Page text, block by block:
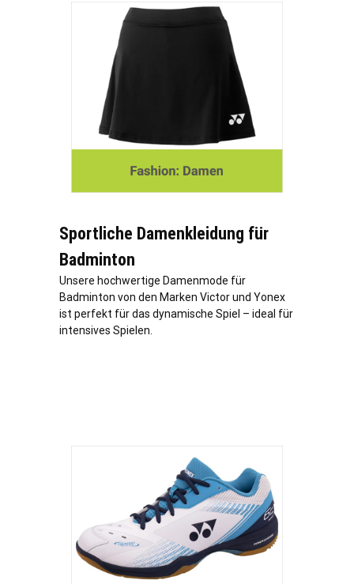
Sportliche Damenkleidung für
Badminton
Unsere hochwertige Damenmode für
Badminton von den Marken Victor und Yonex
ist perfekt für das dynamische Spiel – ideal für
intensives Spielen.